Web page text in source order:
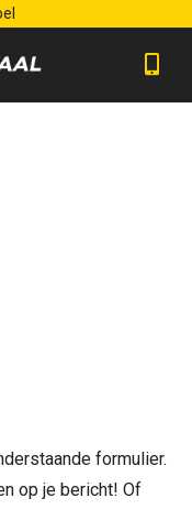
formulier.
op je bericht! Of